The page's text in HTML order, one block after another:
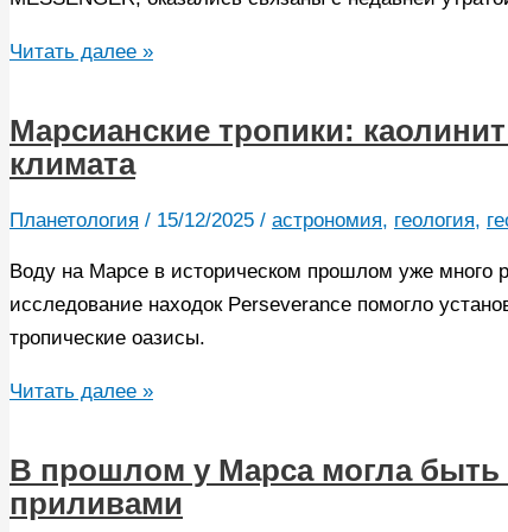
в
Солнечной
Яркие
на
Меркурии
связали
с
летучих
веществ
Читать далее »
Марсианские тропики:
климата
Планетология / 15/12/2025 / астрономия, геология,
Воду на Марсе в историческом прошлом уже много
исследование находок Perseverance помогло
тропические оазисы.
Марсианские
каолинит
указывает
на
Читать далее »
В прошлом у Марса могла быть
приливами